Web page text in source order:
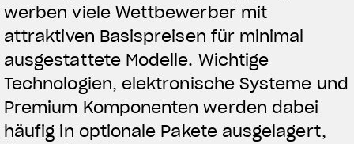
werben viele Wettbewerber mit
attraktiven Basispreisen für minimal
ausgestattete Modelle. Wichtige
Technologien, elektronische Systeme und
Premium Komponenten werden dabei
häufig in optionale Pakete ausgelagert,